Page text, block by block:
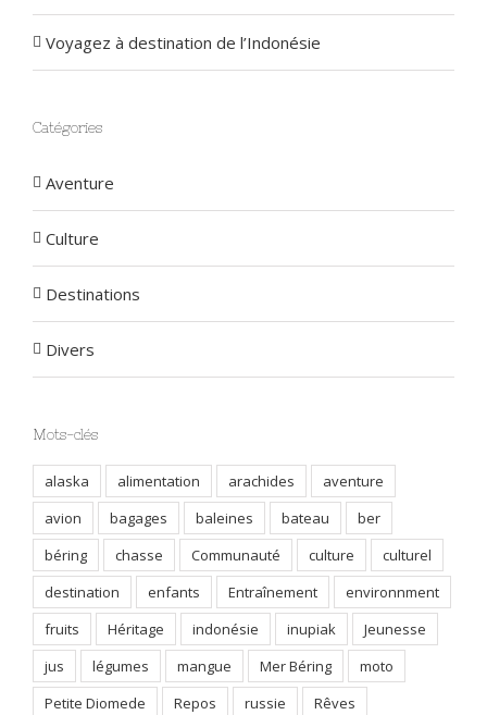
Voyagez à destination de l’Indonésie
Catégories
Aventure
Culture
Destinations
Divers
Mots-clés
alaska alimentation arachides
aventure
avion
bagages baleines bateau
ber
béring
chasse Communauté culture
culturel
destination
enfants Entraînement
environnment
fruits
Héritage indonésie inupiak
Jeunesse
jus
légumes mangue Mer Béring
moto
Petite Diomede
Repos russie
Rêves